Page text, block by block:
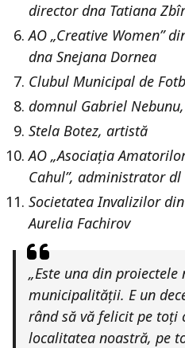
director dna Tatiana
AO „Creative Women”
dna Snejana Dornea
Clubul Municipal de
domnul Gabriel
Stela Botez, artistă
AO „Asociația
Cahul”, administrator
Societatea Invalizilor
Aurelia Fachirov
„Este una din
municipalității. E un
rând să vă felicit pe toți
localitatea noastră, pe